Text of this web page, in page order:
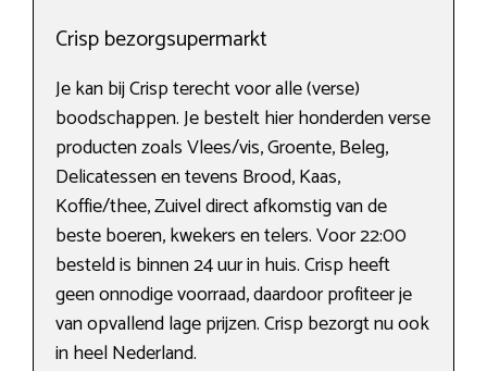
Crisp bezorgsupermarkt
Je kan bij Crisp terecht voor alle (verse)
boodschappen. Je bestelt hier honderden verse
producten zoals Vlees/vis, Groente, Beleg,
Delicatessen en tevens Brood, Kaas,
Koffie/thee, Zuivel direct afkomstig van de
beste boeren, kwekers en telers. Voor 22:00
besteld is binnen 24 uur in huis. Crisp heeft
geen onnodige voorraad, daardoor profiteer je
van opvallend lage prijzen. Crisp bezorgt nu ook
in heel Nederland.